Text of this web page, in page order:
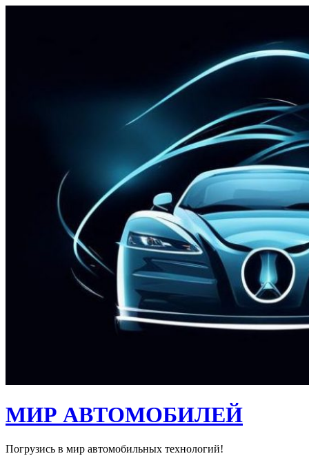
МИР АВТОМОБИЛЕЙ
Погрузись в мир автомобильных технологий!